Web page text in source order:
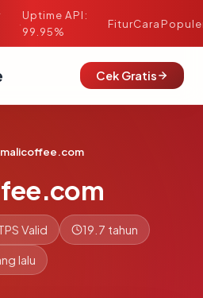
·
Uptime API:
99.95%
FiturCara
Cek Gratis
Valid 19.7 tahun
lalu